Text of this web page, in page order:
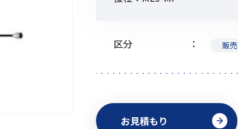
その他アクセサリー
初めてご利用の方
区分 販売
お見積もり